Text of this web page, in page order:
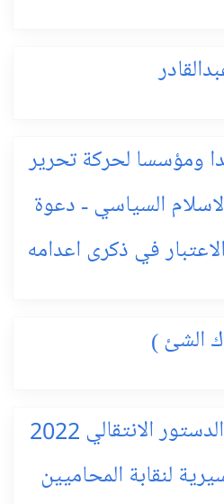
ومؤسسا لحركة تحرير
السياسي - دعوة
في ذكرى اعدامه
الشئ )
قراءة مسودة مقترح الدستور الانتقالي 2022
لنقابة المحاميين